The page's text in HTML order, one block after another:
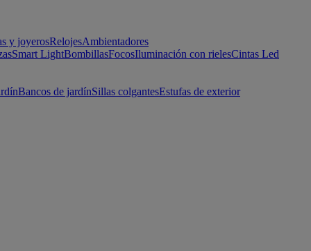
y joyerosRelojesAmbientadores
Smart LightBombillasFocosIluminación con rielesCintas Led
Bancos de jardínSillas colgantesEstufas de exterior